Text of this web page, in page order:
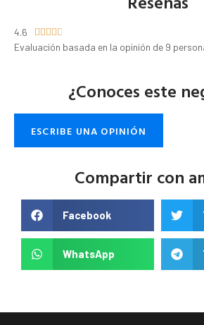
4.6     
Evaluación basada en la opinión de 9
¿Conoces este
ESCRIBE UNA OPINIÓN
Compartir con
Facebook
WhatsApp